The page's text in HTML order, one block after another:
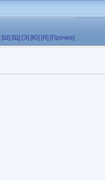
[Ш] [Щ] [Э] [Ю] [Я] [Прочее]